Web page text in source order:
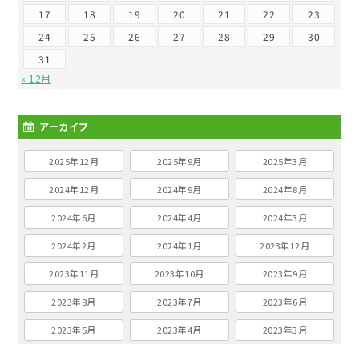
17
18 19 20 21 22
23
24
25 26 27 28 29
30
31
« 12月
アーカイブ
2025年12月 2025年9月 2025年3月
2024年12月 2024年9月 2024年8月
2024年6月 2024年4月 2024年3月
2024年2月 2024年1月 2023年12月
2023年11月 2023年10月 2023年9月
2023年8月 2023年7月 2023年6月
2023年5月 2023年4月 2023年3月